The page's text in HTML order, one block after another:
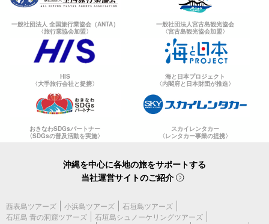
一般社団法人 全国旅行業協会（ANTA）
〈旅行業協会加盟〉
一般社団法人宮古島観光協会
〈宮古島観光協会加盟〉
HIS
〈大手旅行会社と提携〉
海と日本プロジェクト
〈内閣府と日本財団が推進〉
おきなわSDGsパートナー
〈SDGsの普及活動を実施〉
スカイレンタカー
〈レンタカー事業の提携〉
沖縄を中心に各地の旅をサポートする
当社運営サイトのご紹介
西表島ツアーズ 小浜島ツアーズ
石垣島ツアーズ
石垣島 青の洞窟ツアーズ
石垣島シュノーケリングツアーズ